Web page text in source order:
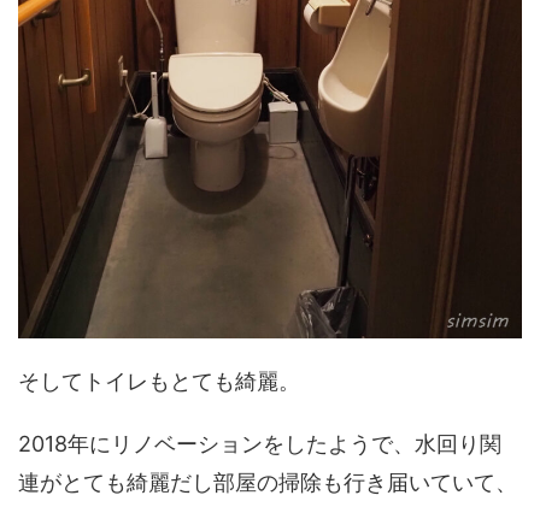
そしてトイレもとても綺麗。
2018年にリノベーションをしたようで、水回り関
連がとても綺麗だし部屋の掃除も行き届いていて、